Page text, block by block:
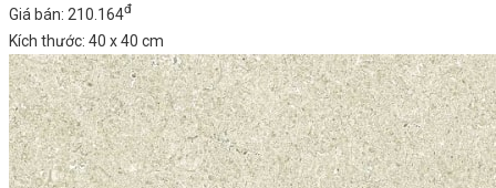
Giá bán: 210.164đ
Kích thước: 40 x 40 cm